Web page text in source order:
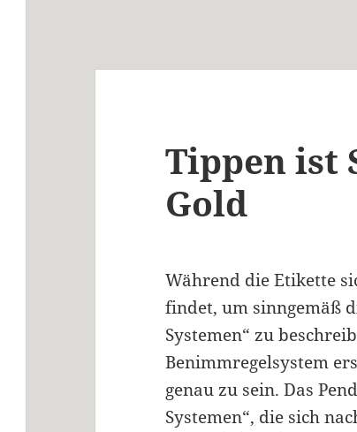
Tippen ist
Gold
Während die Etikette
findet, um sinngemäß
Systemen“ zu
Benimmregelsystem
genau zu sein. Das
Systemen“, die sich